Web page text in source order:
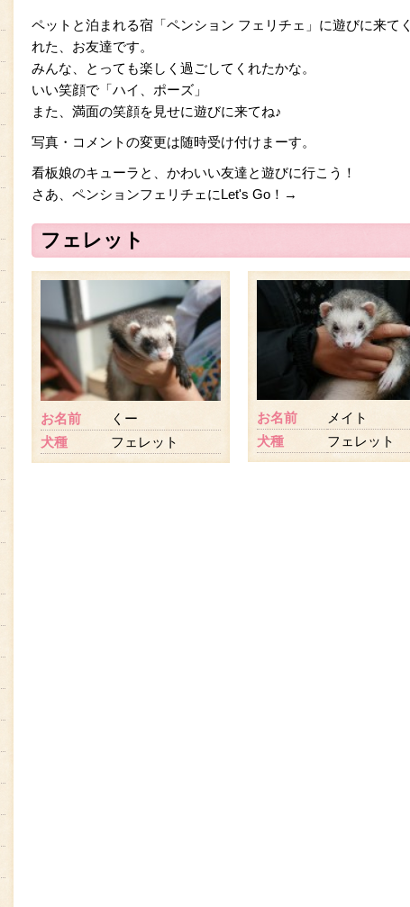
ペットと泊まれる宿「ペンション フェリチェ」に遊びに来てく
れた、お友達です。
みんな、とっても楽しく過ごしてくれたかな。
いい笑顔で「ハイ、ポーズ」
また、満面の笑顔を見せに遊びに来てね♪
写真・コメントの変更は随時受け付けまーす。
看板娘のキューラと、かわいい友達と遊びに行こう！
さあ、ペンションフェリチェにLet's Go！→
フェレット
お名前
くー
犬種
フェレット
お名前
メイト
犬種
フェレット